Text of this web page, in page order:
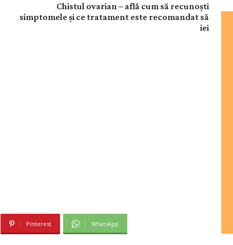
Chistul ovarian – află cum să recunoști
simptomele și ce tratament este recomandat să
iei
Pinterest WhatsApp